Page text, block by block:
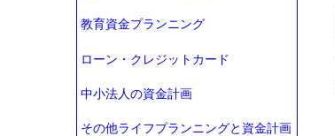
教育資金プランニング
ローン・クレジットカード
中小法人の資金計画
その他ライフプランニングと資金計画